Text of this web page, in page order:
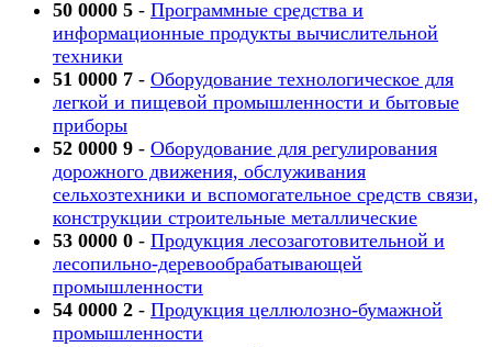
50 0000 5 - Программные средства и
информационные продукты вычислительной
техники
51 0000 7 - Оборудование технологическое для
легкой и пищевой промышленности и бытовые
приборы
52 0000 9 - Оборудование для регулирования
дорожного движения, обслуживания
сельхозтехники и вспомогательное средств связи,
конструкции строительные металлические
53 0000 0 - Продукция лесозаготовительной и
лесопильно-деревообрабатывающей
промышленности
54 0000 2 - Продукция целлюлозно-бумажной
промышленности